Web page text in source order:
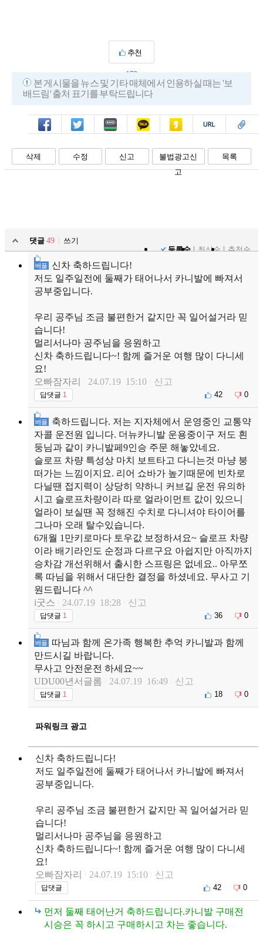
추천
150
본 게시물을 뉴스 및 기타 매체에서 인용하실 때는 '보
배드림' 출처 표기를 부탁드립니다
페북 트윗 밴드 카톡 카스 복사 스크랩
삭제 수정 신고
불법광고신
고
목록
댓글 49
쓰기
등록순
최신순 추천순
베플
신차 축하드립니다!
저도 일주일전에 둘째가 태어나서 카니발에 빠져서
공부중입니다.
우리 공주님 조금 불편한거 같지만 꼭 일어설거라 믿
습니다!
멀리서나마 공주님을 응원하고
신차 축하드립니다~! 함께 즐거운 여행 많이 다니세
요!
오빠잠자리
24.07.19 15:10 신고
답댓글 1 42 0
베플
축하드립니다. 저는 지자체에서 운영중인 교통약
자콜 운전원 입니다. 더뉴카니발 운용중이구 저도 흰
둥님과 같이 카니발페9인승 주문 해놓았네요.
슬로프 차량 특성상 마치 보트타고 다니는것 마냥 붕
떠가는 느낌이지요. 리어 쇼바가 높기때문에 빈차로
다닐땐 접지력이 상당히 약하니 커브길 운전 유의하
시고 슬로프차량이라 따로 얼라이먼트 값이 있으니
얼라이 보실땐 꼭 정해진 수치로 다니셔야 타이어를
그나마 오래 탈수있습니다.
6개월 1만키로마다 토우값 보정하셔요~ 슬로프 차량
이라 배기라인도 순정과 다르구요 아쉽지만 아직까지
승차감 개선위해서 출시한 스프링은 없네요.. 아무쪼
록 따님을 위해서 대단한 결정을 하셨네요. 무사고 기
원드립니다 ^^
i굿스
24.07.19 18:28 신고
답댓글 1 36 0
베플
따님과 함께 온가족 행복한 추억 카니발과 함께
만드시길 바랍니다.
무사고 안전운전 하세요~~
UDU00년서글롬
24.07.19 16:49 신고
답댓글 1 18 0
파워링크 광고
신차 축하드립니다!
저도 일주일전에 둘째가 태어나서 카니발에 빠져서
공부중입니다.
우리 공주님 조금 불편한거 같지만 꼭 일어설거라 믿
습니다!
멀리서나마 공주님을 응원하고
신차 축하드립니다~! 함께 즐거운 여행 많이 다니세
요!
오빠잠자리
24.07.19 15:10 신고
답댓글 42 0
먼저 둘째 태어난거 축하드립니다.카니발 구매전
시승은 꼭 하시고 구매하시고 차는 좋습니다.